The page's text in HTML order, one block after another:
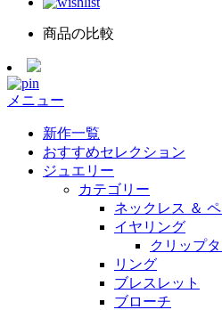
商品の比較
メニュー
新作一覧
おすすめセレクション
ジュエリー
カテゴリー
ネックレス ＆
イヤリング
クリップ
リング
ブレスレット
ブローチ